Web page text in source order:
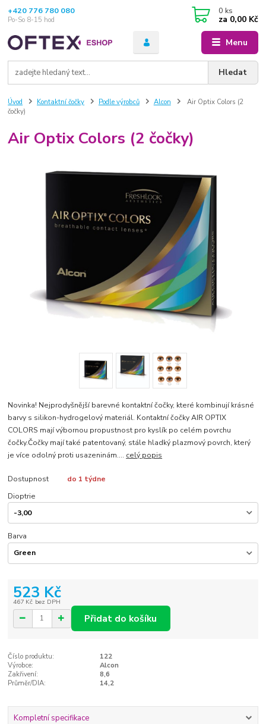
Menu
Hledat
+420 776 780 080
Po-So 8-15 hod
0 ks
za 0,00 Kč
Úvod Kontaktní čočky Podle výrobců Alcon
Air Optix Colors (2
čočky)
Air Optix Colors (2 čočky)
Novinka! Nejprodyšnější barevné kontaktní čočky, které kombinují krásné
barvy s silikon-hydrogelový materiál. Kontaktní čočky AIR OPTIX
COLORS mají výbornou propustnost pro kyslík po celém povrchu
čočky.Čočky mají také patentovaný, stále hladký plazmový povrch, který
je více odolný proti usazeninám.... celý popis
Dostupnost
do 1 týdne
Dioptrie
Barva
523 Kč
467 Kč bez DPH
Přidat do košíku
Číslo produktu:
122
Výrobce:
Alcon
Zakřivení:
8,6
Průměr/DIA:
14,2
Kompletní specifikace